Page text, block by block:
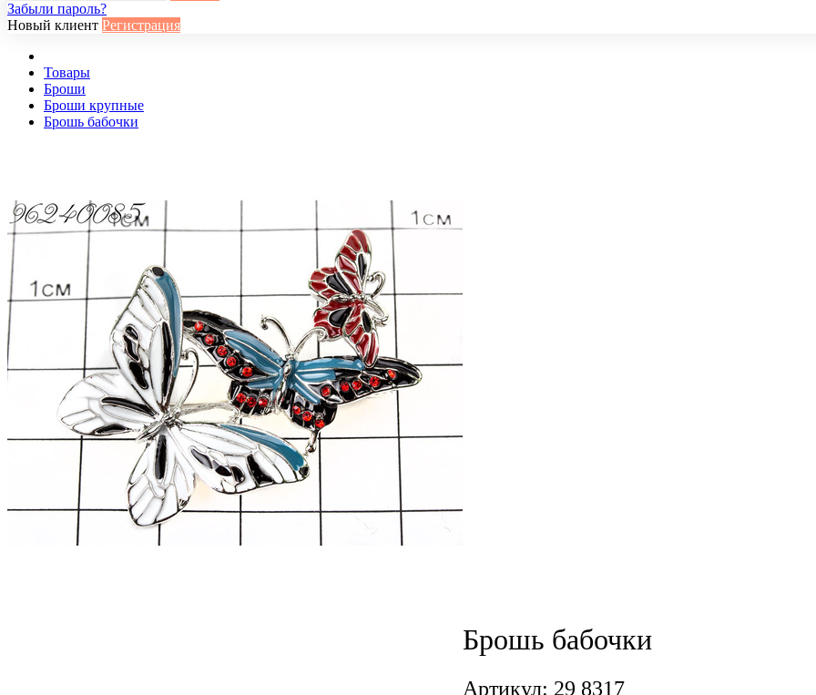
Забыли пароль?
Новый клиент Регистрация
Товары
Броши
Броши крупные
Брошь бабочки
Брошь бабочки
Артикул: 29 8317